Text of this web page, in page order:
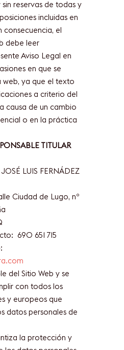
reservas de todas y
incluidas en
consecuencia, el
debe leer
Aviso Legal en
en que se
ya que el texto
a criterio del
causa de un cambio
o en la práctica
TITULAR
LUIS FERNÁDEZ
Ciudad de Lugo, nº
690 651 715
del Sitio Web y se
con todos los
y europeos que
datos personales de
la protección y